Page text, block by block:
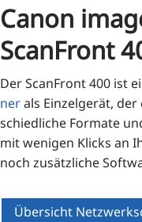
Canon
ScanFront
Der Scan­Front 400 ist
nerals Ein­zel­ge­rät,
schied­li­che For­ma­te
mit weni­gen Klicks an
noch zusätz­li­che
Übersicht